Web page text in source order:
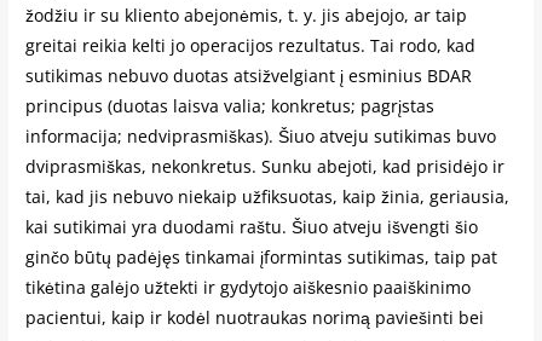
žodžiu ir su kliento abejonėmis, t. y. jis abejojo, ar taip
greitai reikia kelti jo operacijos rezultatus. Tai rodo, kad
sutikimas nebuvo duotas atsižvelgiant į esminius BDAR
principus (duotas laisva valia; konkretus; pagrįstas
informacija; nedviprasmiškas). Šiuo atveju sutikimas buvo
dviprasmiškas, nekonkretus. Sunku abejoti, kad prisidėjo ir
tai, kad jis nebuvo niekaip užfiksuotas, kaip žinia, geriausia,
kai sutikimai yra duodami raštu. Šiuo atveju išvengti šio
ginčo būtų padėjęs tinkamai įformintas sutikimas, taip pat
tikėtina galėjo užtekti ir gydytojo aiškesnio paaiškinimo
pacientui, kaip ir kodėl nuotraukas norimą paviešinti bei